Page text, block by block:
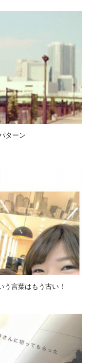
ターン
う言葉はもう古い！